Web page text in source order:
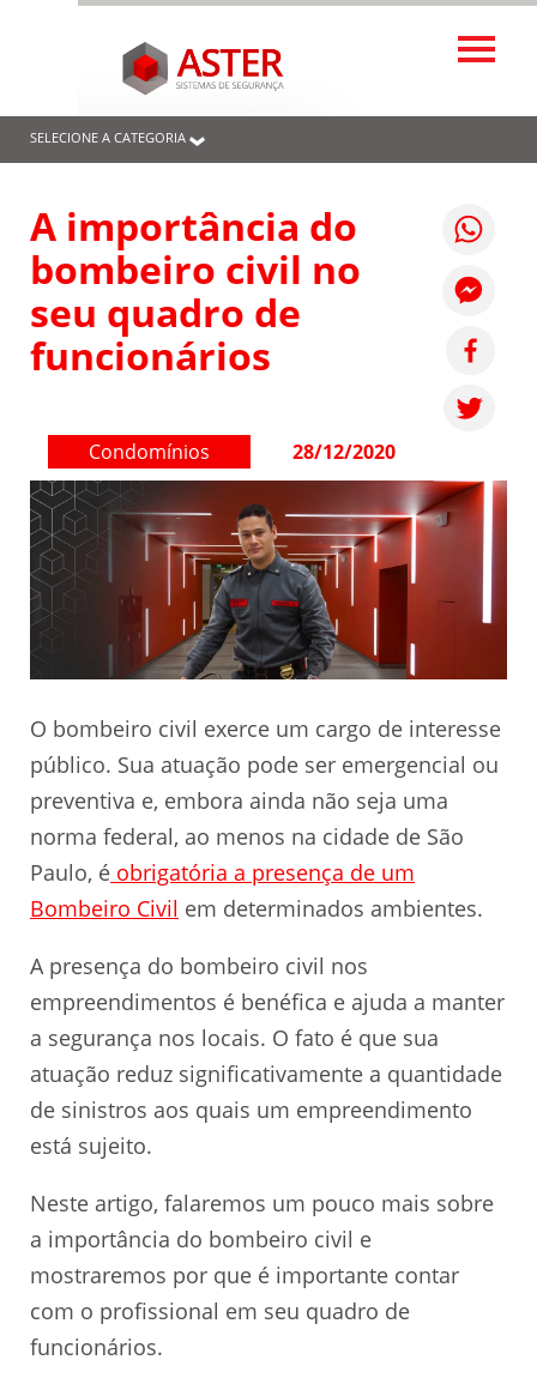
SELECIONE A CATEGORIA
A importância do
bombeiro civil no
seu quadro de
funcionários
Condomínios 28/12/2020
O bombeiro civil exerce um cargo de interesse
público. Sua atuação pode ser emergencial ou
preventiva e, embora ainda não seja uma
norma federal, ao menos na cidade de São
Paulo, é obrigatória a presença de um
Bombeiro Civil em determinados ambientes.
A presença do bombeiro civil nos
empreendimentos é benéfica e ajuda a manter
a segurança nos locais. O fato é que sua
atuação reduz significativamente a quantidade
de sinistros aos quais um empreendimento
está sujeito.
Neste artigo, falaremos um pouco mais sobre
a importância do bombeiro civil e
mostraremos por que é importante contar
com o profissional em seu quadro de
funcionários.